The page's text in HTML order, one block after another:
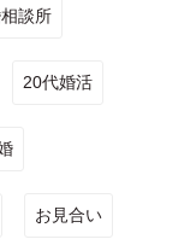
談所
20代婚活
お見合い